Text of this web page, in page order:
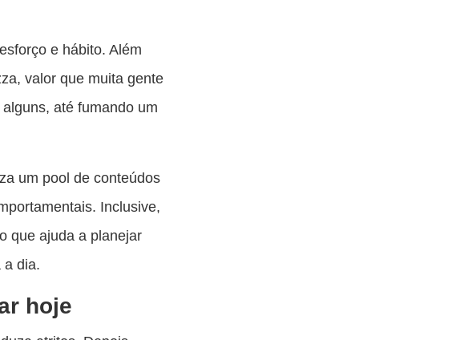
e hábito. Além
valor que muita gente
até fumando um
um pool de conteúdos
Inclusive,
que ajuda a planejar
a dia.
hoje